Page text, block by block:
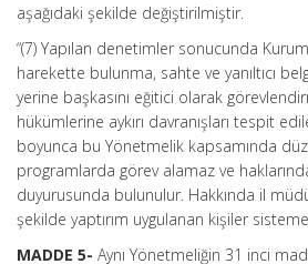
aşağıdaki şekilde değiştirilmiştir.
“(7) Yapılan denetimler sonucunda
harekette bulunma, sahte ve yanıltıcı
yerine başkasını eğitici olarak
hükümlerine aykırı davranışları tespit
boyunca bu Yönetmelik kapsamında
programlarda görev alamaz ve
duyurusunda bulunulur. Hakkında il
şekilde yaptırım uygulanan kişiler
MADDE 5- Aynı Yönetmeliğin 31 inci